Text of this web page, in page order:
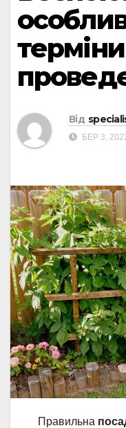
терміни
Від
БЕР 3,
Правильна